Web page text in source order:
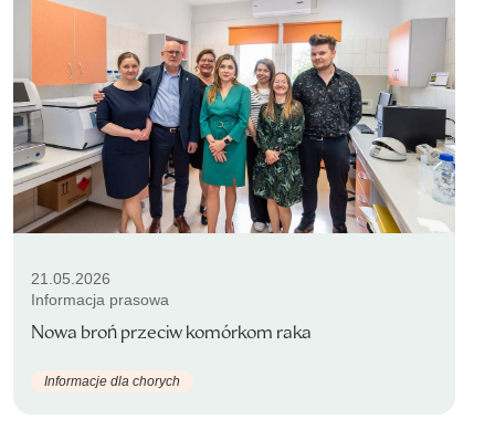
21.05.2026
Informacja prasowa
Nowa broń przeciw komórkom raka
Informacje dla chorych